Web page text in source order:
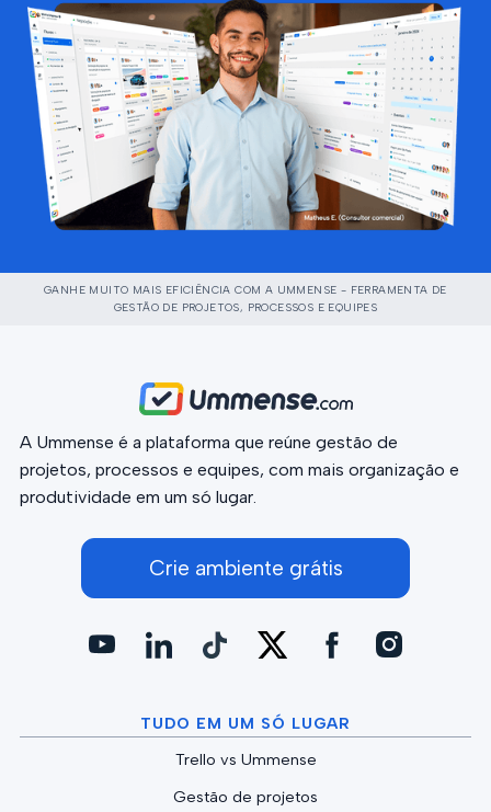
GANHE MUITO MAIS EFICIÊNCIA COM A UMMENSE - FERRAMENTA DE
GESTÃO DE PROJETOS, PROCESSOS E EQUIPES
A Ummense é a plataforma que reúne gestão de
projetos, processos e equipes, com mais organização e
produtividade em um só lugar.
Crie ambiente grátis
TUDO EM UM SÓ LUGAR
Trello vs Ummense
Gestão de projetos